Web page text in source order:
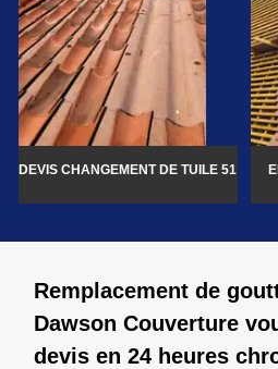
DEVIS CHANGEMENT DE TUILE 51
Remplacement de
Dawson Couverture
devis en 24 heures